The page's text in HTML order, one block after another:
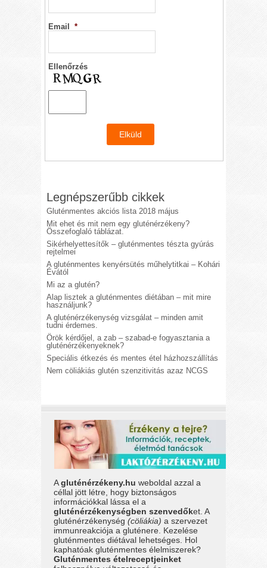
Email *
Ellenőrzés
Legnépszerűbb cikkek
Gluténmentes akciós lista 2018 május
Mit ehet és mit nem egy gluténérzékeny?
Összefoglaló táblázat.
Sikérhelyettesítők – gluténmentes tészta gyúrás
rejtelmei
A gluténmentes kenyérsütés műhelytitkai – Kohári
Évától
Mi az a glutén?
Alap lisztek a gluténmentes diétában – mit mire
használjunk?
A gluténérzékenység vizsgálat – minden amit
tudni érdemes.
Örök kérdőjel, a zab – szabad-e fogyasztania a
gluténérzékenyeknek?
Speciális étkezés és mentes étel házhozszállítás
Nem cöliákiás glutén szenzitivitás azaz NCGS
Agluténérzékeny.hu weboldal azzal a
céllal jött létre, hogy biztonságos
információkkal lássa el a
gluténérzékenységben szenvedőket. A
gluténérzékenység(cöliákia) a szervezet
immunreakciója a gluténere. Kezelése
gluténmentes diétával lehetséges. Hol
kaphatóak gluténmentes élelmiszerek?
Gluténmentes ételreceptjeinket